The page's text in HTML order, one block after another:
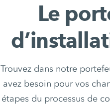
Le
Trouvez dans notre
avez besoin pour vos
étapes du processus de